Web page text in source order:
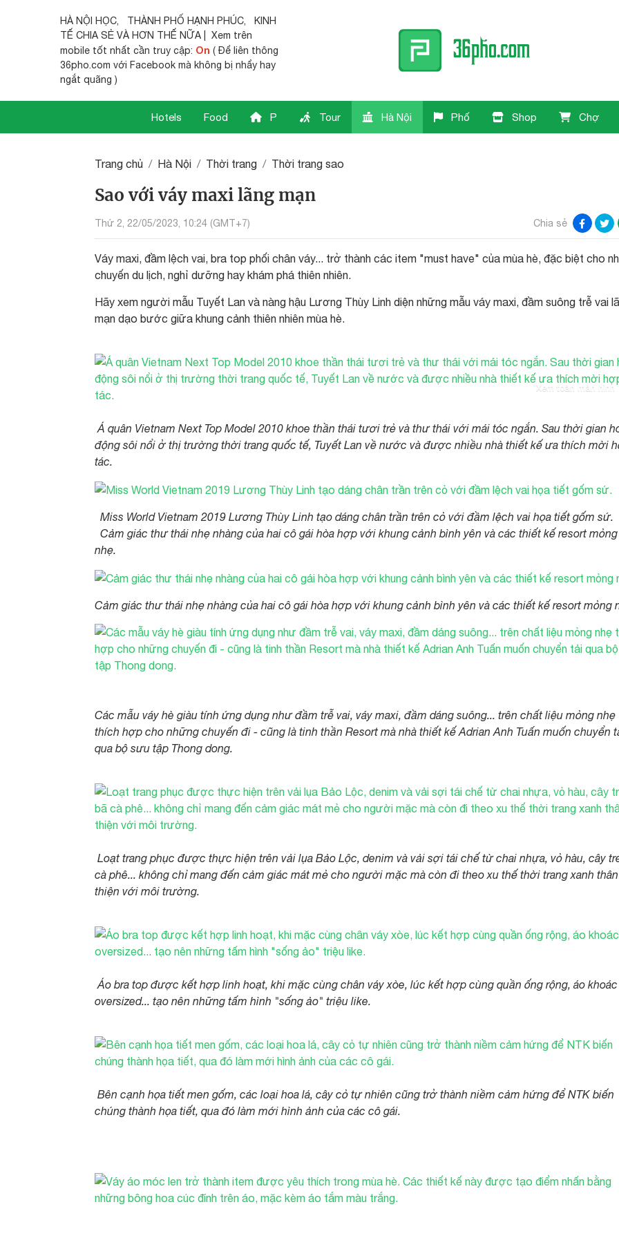
HÀ NỘI HỌC, THÀNH PHỐ HẠNH PHÚC,
KINH
TẾ CHIA SẺ VÀ HƠN THẾ NỮA | Xem trên
mobile tốt nhất cần truy cập: On ( Để liên thông
36pho.com với Facebook mà không bị nhẩy hay
ngắt quãng )
Hotels Food P Tour Hà Nội Phố Shop Chợ
Trang chủ Hà Nội Thời trang Thời trang sao
Sao với váy maxi lãng mạn
Thứ 2, 22/05/2023, 10:24 (GMT+7) Chia sẻ
Váy maxi, đầm lệch vai, bra top phối chân váy... trở thành các item "must have" của mùa hè, đặc biệt cho
chuyến du lịch, nghỉ dưỡng hay khám phá thiên nhiên.
Hãy xem người mẫu Tuyết Lan và nàng hậu Lương Thùy Linh diện những mẫu váy maxi, đầm suông trễ vai
mạn dạo bước giữa khung cảnh thiên nhiên mùa hè.
Xem toàn màn hình
Á quân Vietnam Next Top Model 2010 khoe thần thái tươi trẻ và thư thái với mái tóc ngắn. Sau thời gian
động sôi nổi ở thị trường thời trang quốc tế, Tuyết Lan về nước và được nhiều nhà thiết kế ưa thích mời
tác.
Miss World Vietnam 2019 Lương Thùy Linh tạo dáng chân trần trên cỏ với đầm lệch vai họa tiết gốm sứ.
Cảm giác thư thái nhẹ nhàng của hai cô gái hòa hợp với khung cảnh bình yên và các thiết kế resort mỏng
nhẹ.
Cảm giác thư thái nhẹ nhàng của hai cô gái hòa hợp với khung cảnh bình yên và các thiết kế resort mỏng
Các mẫu váy hè giàu tính ứng dụng như đầm trễ vai, váy maxi, đầm dáng suông... trên chất liệu mỏng nhẹ
thích hợp cho những chuyến đi - cũng là tinh thần Resort mà nhà thiết kế Adrian Anh Tuấn muốn chuyển
qua bộ sưu tập Thong dong.
Loạt trang phục được thực hiện trên vải lụa Bảo Lộc, denim và vải sợi tái chế từ chai nhựa, vỏ hàu, cây
cà phê... không chỉ mang đến cảm giác mát mẻ cho người mặc mà còn đi theo xu thế thời trang xanh thân
thiện với môi trường.
Áo bra top được kết hợp linh hoạt, khi mặc cùng chân váy xòe, lúc kết hợp cùng quần ống rộng, áo khoác
oversized... tạo nên những tấm hình "sống ảo" triệu like.
Bên cạnh họa tiết men gốm, các loại hoa lá, cây cỏ tự nhiên cũng trở thành niềm cảm hứng để NTK biến
chúng thành họa tiết, qua đó làm mới hình ảnh của các cô gái.